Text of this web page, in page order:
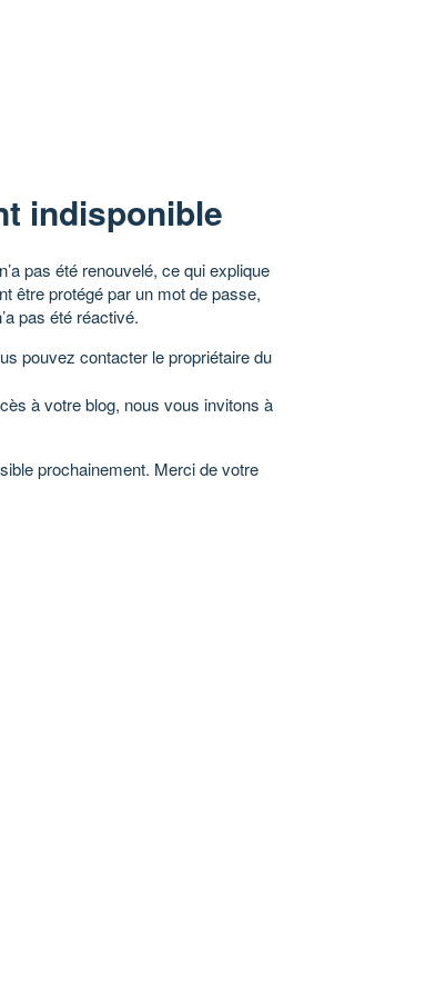
indisponible
pas été renouvelé, ce qui explique
être protégé par un mot de passe,
pas été réactivé.
pouvez contacter le propriétaire du
à votre blog, nous vous invitons à
prochainement. Merci de votre